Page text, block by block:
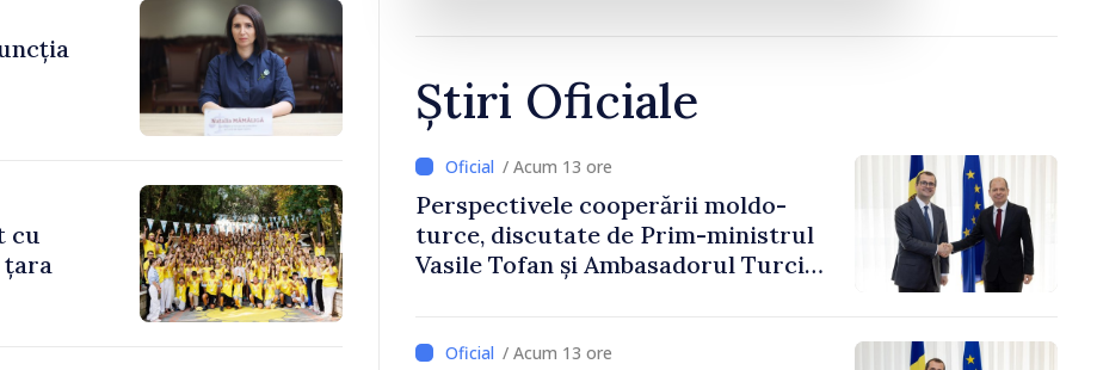
cu
țara
Știri Oficiale
/ Acum 13 ore
Perspectivele cooperării moldo-
turce, discutate de Prim-ministrul
Vasile Tofan și Ambasadorul Turciei,
/ Acum 13 ore